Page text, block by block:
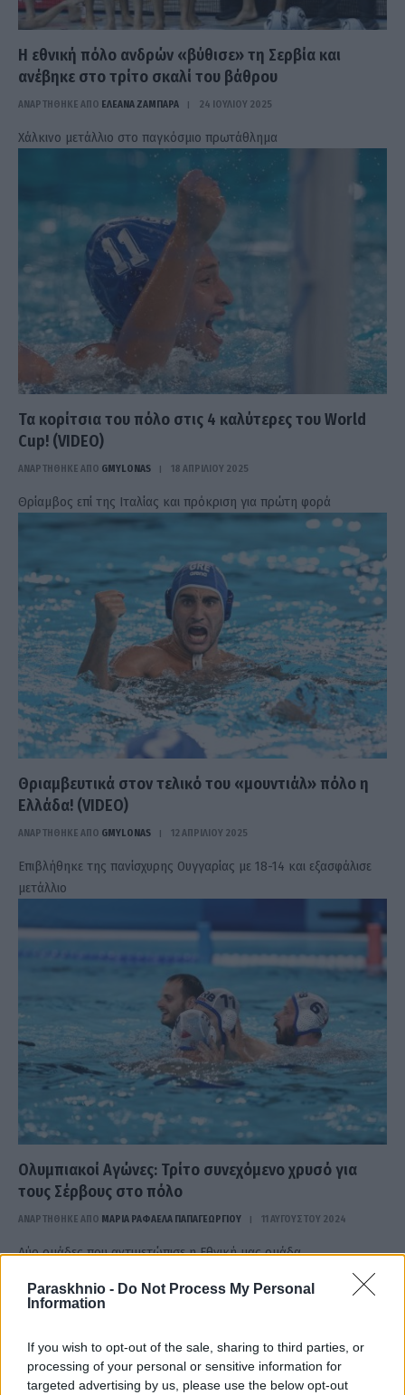
Paraskhnio - Do Not Process My Personal
Information
If you wish to opt-out of the sale, sharing to third parties, or
processing of your personal or sensitive information for
targeted advertising by us, please use the below opt-out
Η εθνική πόλο ανδρών «βύθισε» τη Σερβία και
ανέβηκε στο τρίτο σκαλί του βάθρου
ΑΝΑΡΤΗΘΗΚΕ ΑΠΟ ΕΛΕΑΝΑ ΖΑΜΠΑΡΑ 24 ΙΟΥΛΊΟΥ 2025
Xάλκινο μετάλλιο στο παγκόσμιο πρωτάθλημα
Τα κορίτσια του πόλο στις 4 καλύτερες του World
Cup! (VIDEO)
ΑΝΑΡΤΗΘΗΚΕ ΑΠΟ GMYLONAS 18 ΑΠΡΙΛΊΟΥ 2025
Θρίαμβος επί της Ιταλίας και πρόκριση για πρώτη φορά
Θριαμβευτικά στον τελικό του «μουντιάλ» πόλο η
Ελλάδα! (VIDEO)
ΑΝΑΡΤΗΘΗΚΕ ΑΠΟ GMYLONAS 12 ΑΠΡΙΛΊΟΥ 2025
Επιβλήθηκε της πανίσχυρης Ουγγαρίας με 18-14 και εξασφάλισε
μετάλλιο
Ολυμπιακοί Αγώνες: Τρίτο συνεχόμενο χρυσό για
τους Σέρβους στο πόλο
ΑΝΑΡΤΗΘΗΚΕ ΑΠΟ ΜΑΡΊΑ ΡΑΦΑΈΛΑ ΠΑΠΑΓΕΩΡΓΊΟΥ 11 ΑΥΓΟΎΣΤΟΥ 2024
Δύο ομάδες που αντιμετώπισε η Εθνική μας ομάδα,
Ολυμπιακούς Αγώνες.